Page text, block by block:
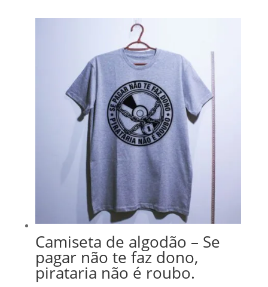
Camiseta de algodão – Se
pagar não te faz dono,
pirataria não é roubo.